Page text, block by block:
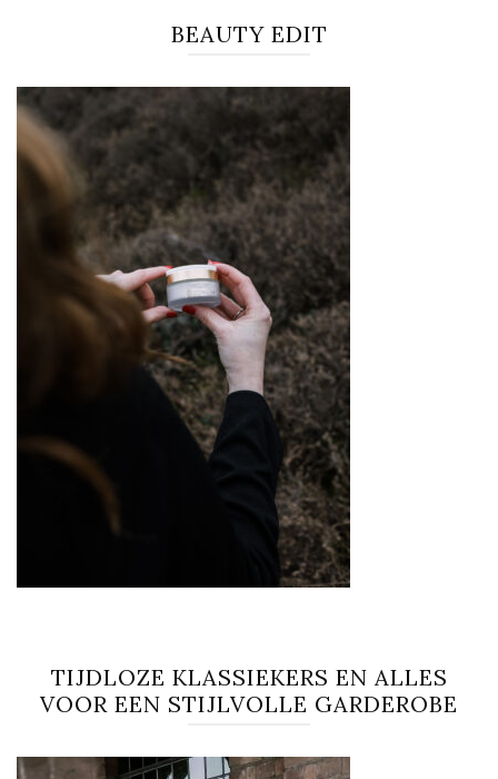
BEAUTY EDIT
TIJDLOZE KLASSIEKERS EN ALLES
VOOR EEN STIJLVOLLE GARDEROBE